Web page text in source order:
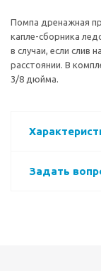
Помпа дренажная
капле-сборника
в случаи, если слив
расcтоянии. В
3/8 дюйма.
Задать